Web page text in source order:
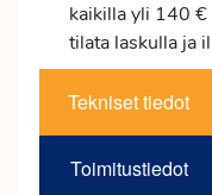
kaikilla yli 140
tilata laskulla ja
Tekniset tiedot
Toimitustiedot